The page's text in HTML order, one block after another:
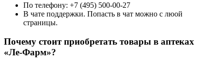
По телефону: +7 (495) 500-00-27
В чате поддержки. Попасть в чат можно с люой
страницы.
Почему стоит приобретать товары в аптеках
«Ле-Фарм»?